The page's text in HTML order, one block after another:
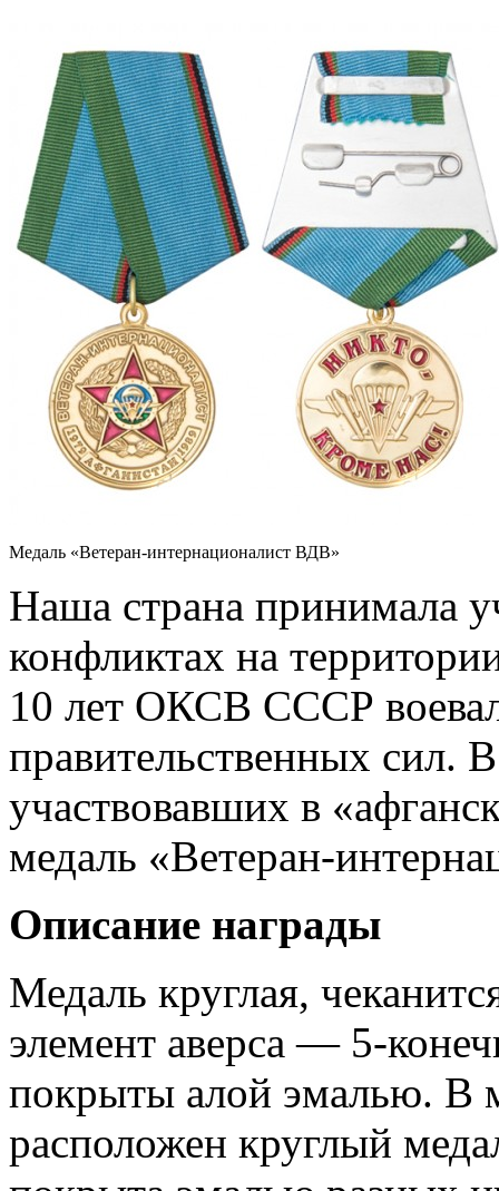
Медаль «Ветеран-интернационалист ВДВ»
Наша страна принимала
конфликтах на
10 лет ОКСВ СССР
правительственных сил.
участвовавших в
медаль «Ветеран-
Описание награды
Медаль круглая,
элемент аверса — 5-
покрыты алой эмалью. В
расположен круглый